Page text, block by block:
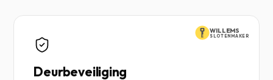
WILLEMS
SLOTENMAKER
Deurbeveiliging